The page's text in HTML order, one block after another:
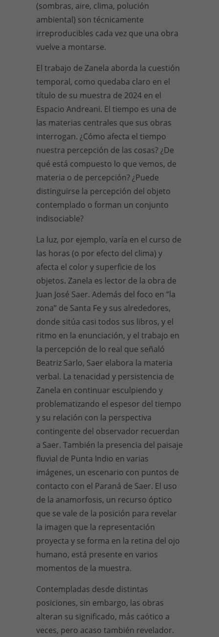
(sombras, aire, clima, polución
ambiental) son técnicamente
irreproducibles cada vez que una obra
vuelve a montarse.
El trabajo de Zanela aborda la cuestión
temporal, como quedaba claro en el
título de su muestra de 2024 en el
Espacio Andreani. El tiempo es una de
las materias centrales que sus obras
interrogan. ¿Cómo afecta el tiempo
nuestra percepción de las cosas? ¿De
qué está compuesto lo que vemos, de
materia o de percepción? ¿Puede
distinguirse la percepción del objeto
contemplado o forman un conjunto
indisociable?
La luz, por ejemplo, varía en el curso de
las horas (o por efecto del clima) y
afecta el color y superficie de los
objetos. Zanela es lector de la obra de
Juan José Saer. Además del foco en “la
zona” de Santa Fe y sus alrededores,
donde sitúa casi todos sus libros, y el
ritmo en la enunciación, y el trabajo en
la percepción de lo real que señaló
Beatriz Sarlo, Saer elabora la materia
verbal. La tenacidad y persistencia de
Zanela en continuar esculpiendo y
problematizando el espesor del tiempo
y su relación con la perspectiva
contingente del observador recuerdan
a Saer. También la presencia del paisaje
fluvial de Punta Indio en varias
imágenes, un escenario con puntos de
contacto con el Paraná de Saer. El uso
de la anamorfosis, un recurso óptico
que se vale de la posición para revelar
la imagen que la representación
proyecta y se forma en la retina del ojo
humano, está presente en varios
momentos de la muestra.
Contempladas desde distintas
posiciones, sin embargo, las obras
alteran su significado, más caótico a
veces, pero acaso también revelador.